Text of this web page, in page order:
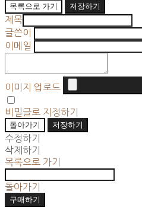
목록으로 가기
저장하기
제목
글쓴이
이메일
이미지 업로드
비밀글로 지정하기
돌아가기
저장하기
수정하기
삭제하기
목록으로 가기
돌아가기
구매하기